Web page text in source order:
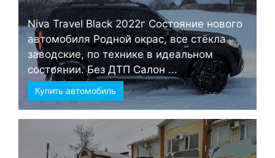
Niva Travel Black 2022г Состояние нового
автомобиля Родной окрас, все стёкла
заводские, по технике в идеальном
состоянии. Без ДТП Салон ...
Купить автомобиль